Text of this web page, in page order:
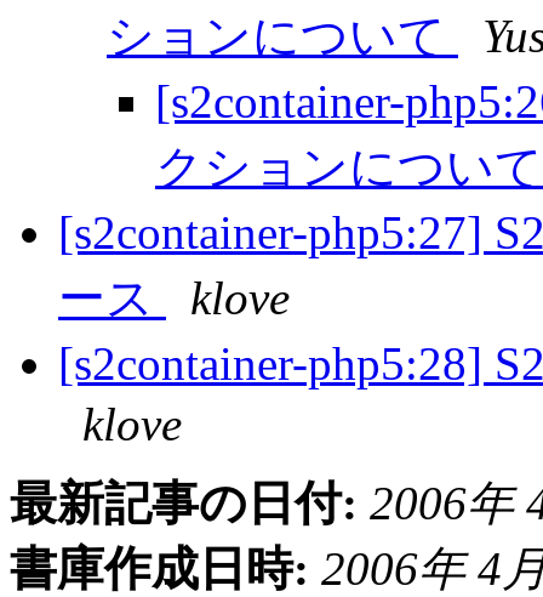
ションについて
[s2container-
クションについ
[s2container-php5:27]
ース
klove
[s2container-php5:28]
klove
最新記事の日付: 2006年
書庫作成日時: 2006年 4